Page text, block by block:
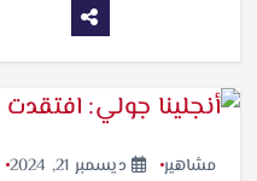
مشاهير ديسمبر 21, 2024